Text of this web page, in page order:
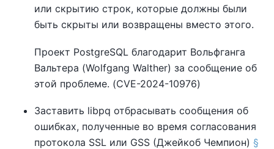
или скрытию строк, которые должны были
быть скрыты или возвращены вместо этого.
Проект PostgreSQL благодарит Вольфганга
Вальтера (Wolfgang Walther) за сообщение об
этой проблеме. (CVE-2024-10976)
Заставить libpq отбрасывать сообщения об
ошибках, полученные во время согласования
протокола SSL или GSS (Джейкоб Чемпион) §